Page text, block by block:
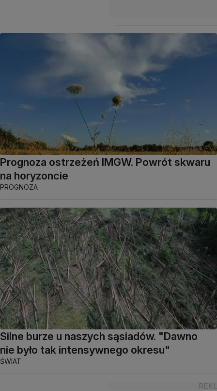
Prognoza ostrzeżeń IMGW. Powrót skwaru
na horyzoncie
PROGNOZA
Silne burze u naszych sąsiadów. "Dawno
nie było tak intensywnego okresu"
ŚWIAT